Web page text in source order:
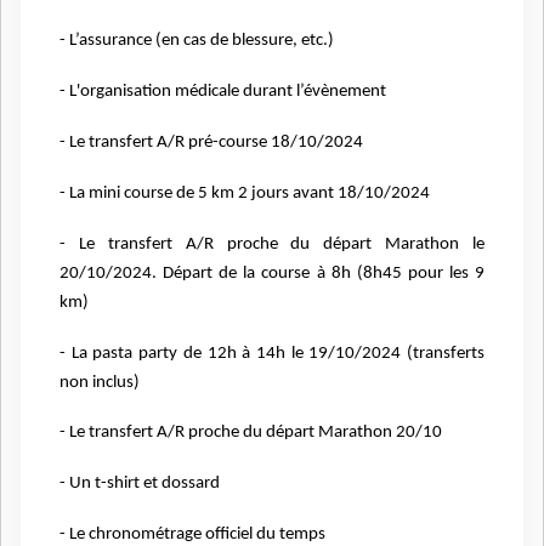
- L’assurance (en cas de blessure, etc.)
- L'organisation médicale durant l’évènement
- Le transfert A/R pré-course 18/10/2024
- La mini course de 5 km 2 jours avant 18/10/2024
- Le transfert A/R proche du départ Marathon le
20/10/2024. Départ de la course à 8h (8h45 pour les 9
km)
- La pasta party de 12h à 14h le 19/10/2024 (transferts
non inclus)
- Le transfert A/R proche du départ Marathon 20/10
- Un t-shirt et dossard
- Le chronométrage officiel du temps